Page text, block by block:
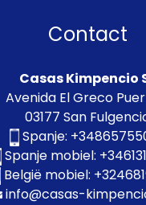
Contact
Casas Kimpencio
Avenida El Greco
03177 San
Spanje:
Spanje mobiel:
België mobiel:
info@casas-